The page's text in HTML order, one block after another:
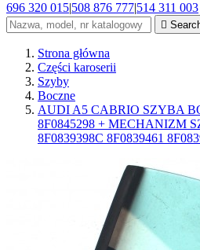
696 320 015|508 876 777|514 311 003

Strona główna
Części karoserii
Szyby
Boczne
AUDI A5 CABRIO SZYBA
8F0845298 + MECHANIZM
8F0839398C 8F0839461